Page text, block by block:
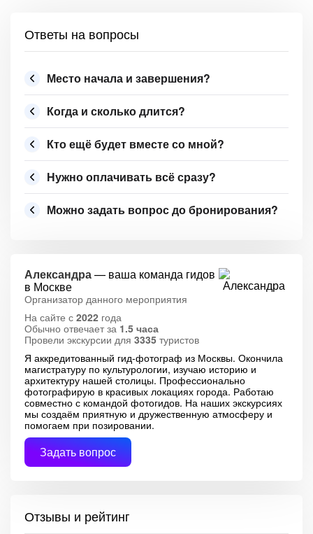
Ответы на вопросы
Место начала и завершения?
Когда и сколько длится?
Кто ещё будет вместе со мной?
Нужно оплачивать всё сразу?
Можно задать вопрос до бронирования?
Александра— ваша команда гидов
в Москве
Организатор данного мероприятия
На сайте с 2022 года
Обычно отвечает за 1.5 часа
Провели экскурсии для 3335 туристов
Я аккредитованный гид-фотограф из Москвы. Окончила
магистратуру по культурологии, изучаю историю и
архитектуру нашей столицы. Профессионально
фотографирую в красивых локациях города. Работаю
совместно с командой фотогидов. На наших экскурсиях
мы создаём приятную и дружественную атмосферу и
помогаем при позировании.
Задать вопрос
Отзывы и рейтинг